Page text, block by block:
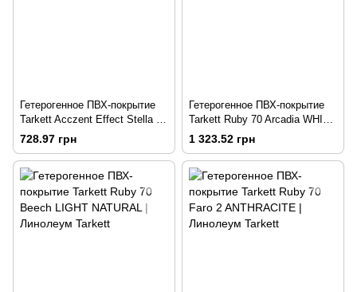
Гетерогенное ПВХ-покрытие
Tarkett Acczent Effect Stella 8
2 m 1I
728.97 грн
Гетерогенное ПВХ-покрытие
Tarkett Ruby 70 Arcadia WHITE
GREY
1 323.52 грн